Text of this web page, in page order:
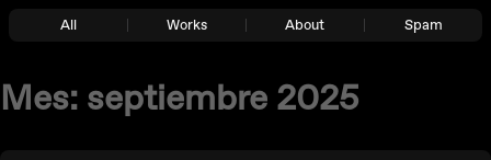
All Works About Spam
Mes: septiembre 2025